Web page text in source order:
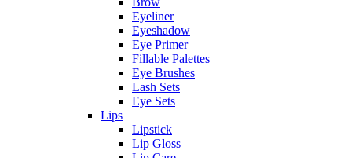
Eyeliner
Eyeshadow
Eye Primer
Fillable Palettes
Eye Brushes
Lash Sets
Eye Sets
Lips
Lipstick
Lip Gloss